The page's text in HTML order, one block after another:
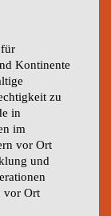
Kontinente
zu
in
im
vor Ort
und
vor Ort